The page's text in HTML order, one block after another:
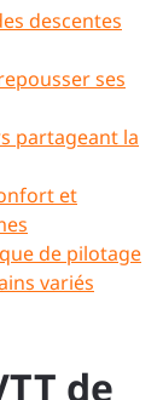
descentes
ses
partageant la
et
de pilotage
variés
de